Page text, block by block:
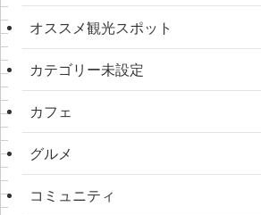
オススメ観光スポット
カテゴリー未設定
カフェ
グルメ
コミュニティ